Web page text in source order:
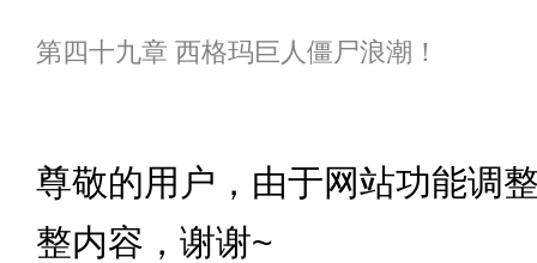
第四十九章 西格玛巨人僵尸浪潮！
尊敬的用户，由于网站功能调
整内容，谢谢~